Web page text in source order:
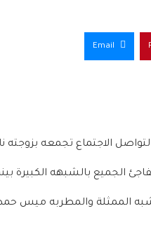
Email
الاجتماع تجمعه بزوجته
الجميع بالشبهه الكبيرة
الممثلة والمطربه ميس